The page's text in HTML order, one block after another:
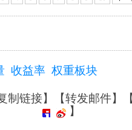
收益率 权重板块
制链接】【转发邮件】
】